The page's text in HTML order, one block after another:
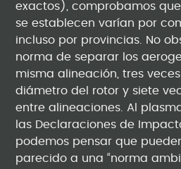
exactos), comprobamos
se establecen varían por
incluso por provincias. No
norma de separar los
misma alineación, tres
diámetro del rotor y siete
entre alineaciones. Al
las Declaraciones de
podemos pensar que
parecido a una “norma